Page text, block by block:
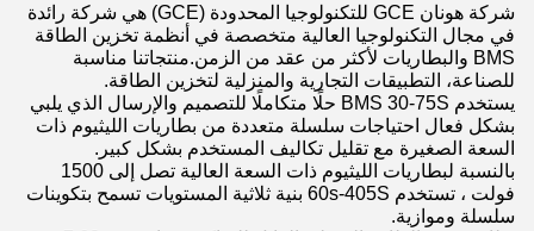
شركة هونان GCE للتكنولوجيا المحدودة (GCE) هي شركة رائدة
في مجال التكنولوجيا العالية متخصصة في أنظمة تخزين الطاقة
BMS والبطاريات لأكثر من عقد من الزمن.منتجاتنا مناسبة
للصناعة، التطبيقات التجارية والمنزلية لتخزين الطاقة.
يستخدم BMS 30-75S حلًا متكاملًا للتصميم والإرسال الذي يلبي
بشكل فعال احتياجات سلسلة متعددة من بطاريات الليثيوم ذات
السعة الصغيرة مع تقليل تكاليف المستخدم بشكل كبير.
بالنسبة لبطاريات الليثيوم ذات السعة العالية تصل إلى 1500
فولت ، تستخدم 60s-405S بنية ثلاثية المستويات تسمح بتكوينات
سلسلة وموازية.